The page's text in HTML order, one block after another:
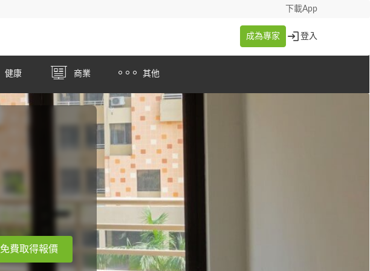
下載App
成為專家 登入
健康 商業 其他
免費取得報價